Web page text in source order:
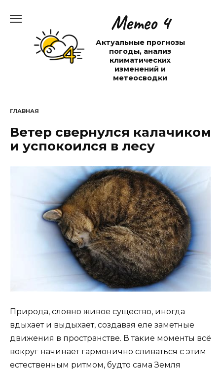
содержанию
Метео 4
Актуальные прогнозы
погоды, анализ
климатических
изменений и
метеосводки
ГЛАВНАЯ
Ветер свернулся калачиком
и успокоился в лесу
Природа, словно живое существо, иногда
вдыхает и выдыхает, создавая еле заметные
движения в пространстве. В такие моменты всё
вокруг начинает гармонично сливаться с этим
естественным ритмом, будто сама Земля